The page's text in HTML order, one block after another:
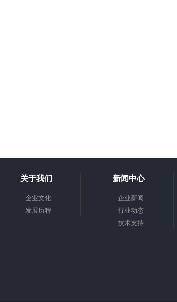
关于我们
企业文化
发展历程
新闻中心
企业新闻
行业动态
技术支持